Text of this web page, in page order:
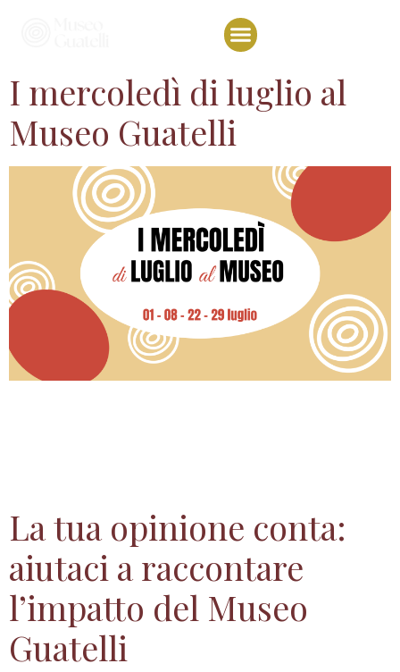
I mercoledì di luglio al
Museo Guatelli
La tua opinione conta:
aiutaci a raccontare
l’impatto del Museo
Guatelli